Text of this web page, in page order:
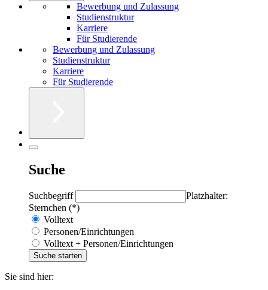
Bewerbung und Zulassung
Studienstruktur
Karriere
Für Studierende
Bewerbung und Zulassung
Studienstruktur
Karriere
Für Studierende
Suche
Suchbegriff
Platzhalter:
Sternchen (*)
Volltext
Personen/Einrichtungen
Volltext + Personen/Einrichtungen
Sie sind hier: